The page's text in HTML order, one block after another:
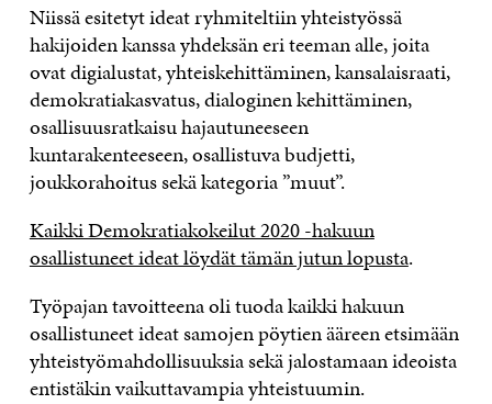
Niissä esitetyt ideat ryhmiteltiin yhteistyössä
hakijoiden kanssa yhdeksän eri teeman alle, joita
ovat digialustat, yhteiskehittäminen, kansalaisraati,
demokratiakasvatus, dialoginen kehittäminen,
osallisuusratkaisu hajautuneeseen
kuntarakenteeseen, osallistuva budjetti,
joukkorahoitus sekä kategoria ”muut”.
Kaikki Demokratiakokeilut 2020 -hakuun
osallistuneet ideat löydät tämän jutun lopusta.
Työpajan tavoitteena oli tuoda kaikki hakuun
osallistuneet ideat samojen pöytien ääreen etsimään
yhteistyömahdollisuuksia sekä jalostamaan ideoista
entistäkin vaikuttavampia yhteistuumin.